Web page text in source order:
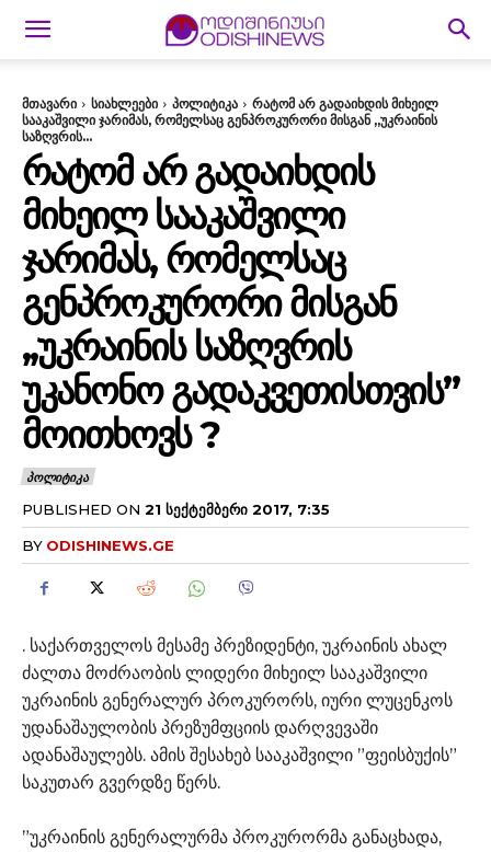
მთავარი სიახლეები პოლიტიკა
რატომ არ გადაიხდის მიხეილ
სააკაშვილი ჯარიმას, რომელსაც გენპროკურორი მისგან ,,უკრაინის
საზღვრის...
ᲠᲐᲢᲝᲛ ᲐᲠ ᲒᲐᲓᲐᲘᲮᲓᲘᲡ
ᲛᲘᲮᲔᲘᲚ ᲡᲐᲐᲙᲐᲨᲕᲘᲚᲘ
ᲯᲐᲠᲘᲛᲐᲡ, ᲠᲝᲛᲔᲚᲡᲐᲪ
ᲒᲔᲜᲞᲠᲝᲙᲣᲠᲝᲠᲘ ᲛᲘᲡᲒᲐᲜ
,,ᲣᲙᲠᲐᲘᲜᲘᲡ ᲡᲐᲖᲦᲕᲠᲘᲡ
ᲣᲙᲐᲜᲝᲜᲝ ᲒᲐᲓᲐᲙᲕᲔᲗᲘᲡᲗᲕᲘᲡ”
ᲛᲝᲘᲗᲮᲝᲕᲡ ?
ᲞᲝᲚᲘᲢᲘᲙᲐ
PUBLISHED ON 21 ᲡᲔᲥᲢᲔᲛᲑᲔᲠᲘ 2017, 7:35
BY ODISHINEWS.GE
. საქართველოს მესამე პრეზიდენტი, უკრაინის ახალ
ძალთა მოძრაობის ლიდერი მიხეილ სააკაშვილი
უკრაინის გენერალურ პროკურორს, იური ლუცენკოს
უდანაშაულობის პრეზუმფციის დარღვევაში
ადანაშაულებს. ამის შესახებ სააკაშვილი ”ფეისბუქის”
საკუთარ გვერდზე წერს.
”უკრაინის გენერალურმა პროკურორმა განაცხადა,